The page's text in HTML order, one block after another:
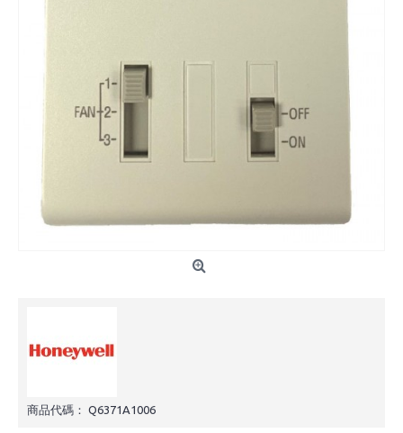
商品代碼： Q6371A1006